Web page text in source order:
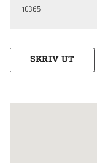
10365
SKRIV UT